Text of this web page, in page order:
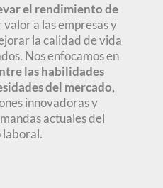
el rendimiento de
a las empresas y
la calidad de vida
Nos enfocamos en
las habilidades
del mercado,
innovadoras y
actuales del
laboral.